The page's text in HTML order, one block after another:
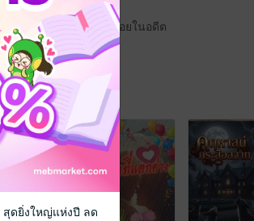
ค้นที่ซ่อนอยู่ภายใต้ปมด้อยในอดีต
สุดยิ่งใหญ่แห่งปี ลด